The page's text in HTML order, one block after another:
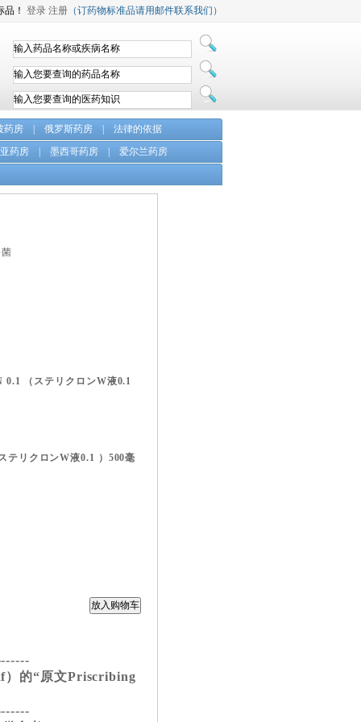
品！ 登录 注册 （订药物标准品请用邮件联系我们）
药房 俄罗斯药房
法律的依据
药房 墨西哥药房
爱尔兰药房
（ステリクロンW液0.1
リクロンW液0.1 ）500毫
）的“原文Priscribing